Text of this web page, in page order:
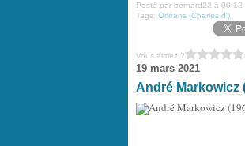
Posté par bernard22 à 00:12
Tags: Orléans (Charles d')
Vous aimez ?
19 mars 2021
André Markowicz